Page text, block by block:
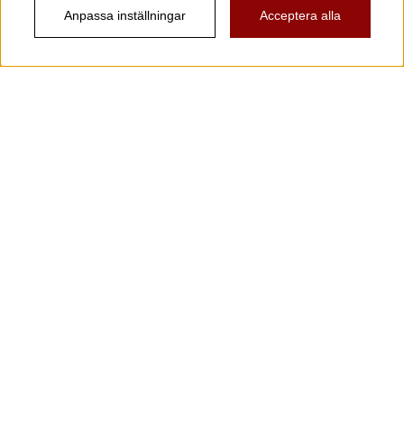
Anpassa inställningar Acceptera alla